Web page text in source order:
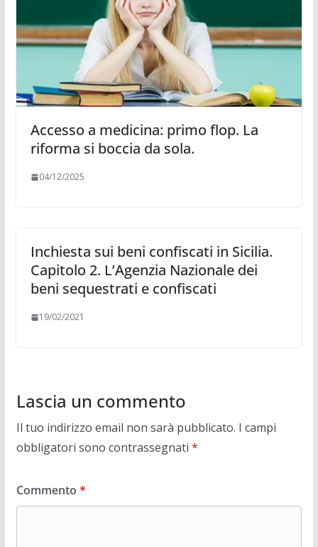
Accesso a medicina: primo flop. La
riforma si boccia da sola.
04/12/2025
Inchiesta sui beni confiscati in Sicilia.
Capitolo 2. L’Agenzia Nazionale dei
beni sequestrati e confiscati
19/02/2021
Lascia un commento
Il tuo indirizzo email non sarà pubblicato. I campi
obbligatori sono contrassegnati *
Commento *